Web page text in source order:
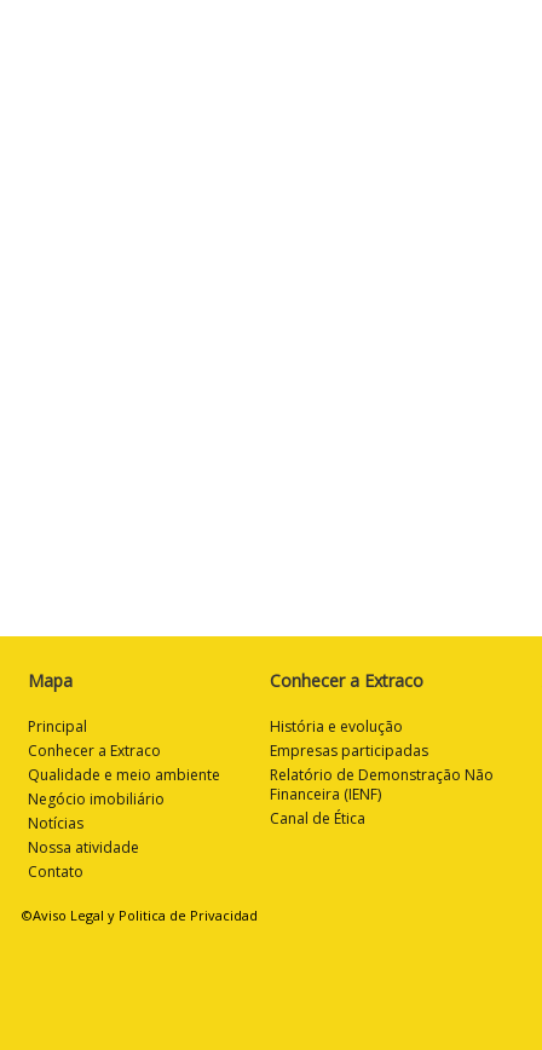
Mapa
Principal
Conhecer a Extraco
Qualidade e meio ambiente
Negócio imobiliário
Notícias
Nossa atividade
Contato
Conhecer a Extraco
História e evolução
Empresas participadas
Relatório de Demonstração Não
Financeira (IENF)
Canal de Ética
©Aviso Legal y Politica de Privacidad